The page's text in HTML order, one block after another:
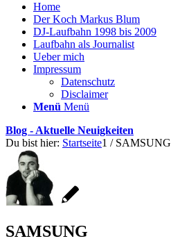
Home
Der Koch Markus Blum
DJ-Laufbahn 1998 bis 2009
Laufbahn als Journalist
Ueber mich
Impressum
Datenschutz
Disclaimer
Menü Menü
Blog - Aktuelle Neuigkeiten
Du bist hier: Startseite1 / SAMSUNG
SAMSUNG